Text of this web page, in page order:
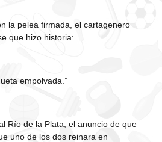
la pelea firmada, el cartagenero
que hizo historia:
empolvada.”
Río de la Plata, el anuncio de que
uno de los dos reinara en